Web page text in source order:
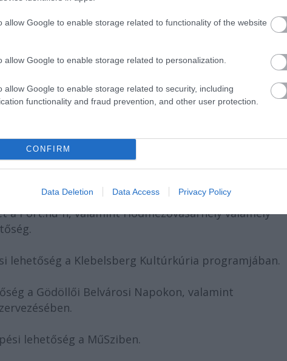
allow Google to enable storage related to functionality of the website
allow Google to enable storage related to personalization.
allow Google to enable storage related to security, including
functionality and fraud prevention, and other user protection.
CONFIRM
Data Deletion Data Access Privacy Policy
Országos Színházi Találkozó OFFprogramjában,
– meghívás a 2014-es Nemzetközi Monotánc
– fellépési lehetőség a SZIGET Iroda által
a Hagyományok Háza stúdiójában demoanyag
Mesterségek Ünnepén.
a Port.hu-n, valamint Hódmezővásárhely valamely
lehetőség a Klebelsberg Kultúrkúria programjában.
a Gödöllői Belvárosi Napokon, valamint
lehetőség a MűSziben.